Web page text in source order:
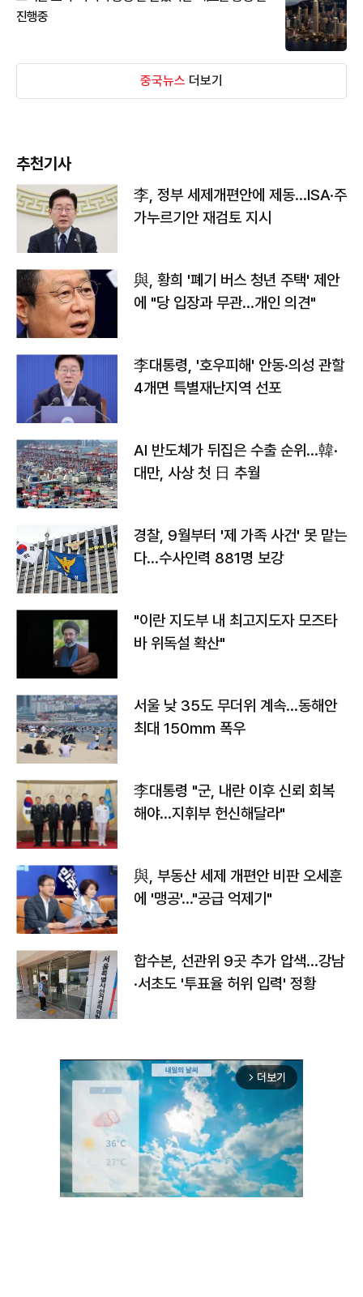
진행중
중국뉴스 더보기
추천기사
李, 정부 세제개편안에 제동…ISA·주
가누르기안 재검토 지시
與, 황희 '폐기 버스 청년 주택' 제안
에 "당 입장과 무관…개인 의견"
李대통령, '호우피해' 안동·의성 관할
4개면 특별재난지역 선포
AI 반도체가 뒤집은 수출 순위…韓·
대만, 사상 첫 日 추월
경찰, 9월부터 '제 가족 사건' 못 맡는
다…수사인력 881명 보강
"이란 지도부 내 최고지도자 모즈타
바 위독설 확산"
서울 낮 35도 무더위 계속…동해안
최대 150㎜ 폭우
李대통령 "군, 내란 이후 신뢰 회복
해야…지휘부 헌신해달라"
與, 부동산 세제 개편안 비판 오세훈
에 '맹공'…"공급 억제기"
합수본, 선관위 9곳 추가 압색…강남
·서초도 '투표율 허위 입력' 정황
arrow_forward_ios 더보기